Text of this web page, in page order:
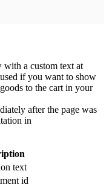
with a custom text at
if you want to show
to the cart in your
after the page was
in
text
id